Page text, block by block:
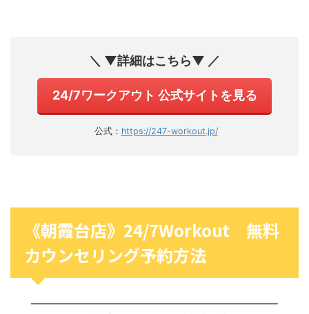
＼ ▼詳細はこちら▼ ／
24/7ワークアウト 公式サイトを見る
公式： https://247-workout.jp/
《朝霞台店》24/7Workout 無料
カウンセリング予約方法